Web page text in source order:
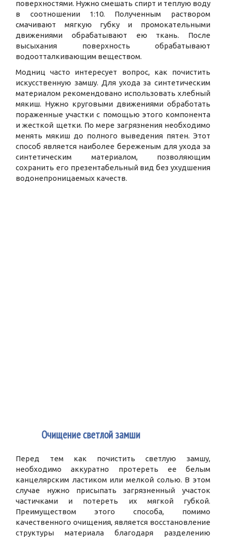
поверхностями. Нужно смешать спирт и теплую воду
в соотношении 1:10. Полученным раствором
смачивают мягкую губку и промокательными
движениями обрабатывают ею ткань. После
высыхания поверхность обрабатывают
водоотталкивающим веществом.
Модниц часто интересует вопрос, как почистить
искусственную замшу. Для ухода за синтетическим
материалом рекомендовано использовать хлебный
мякиш. Нужно круговыми движениями обработать
пораженные участки с помощью этого компонента
и жесткой щетки. По мере загрязнения необходимо
менять мякиш до полного выведения пятен. Этот
способ является наиболее береженым для ухода за
синтетическим материалом, позволяющим
сохранить его презентабельный вид без ухудшения
водонепроницаемых качеств.
Очищение светлой замши
Перед тем как почистить светлую замшу,
необходимо аккуратно протереть ее белым
канцелярским ластиком или мелкой солью. В этом
случае нужно присыпать загрязненный участок
частичками и потереть их мягкой губкой.
Преимуществом этого способа, помимо
качественного очищения, является восстановление
структуры материала благодаря разделению